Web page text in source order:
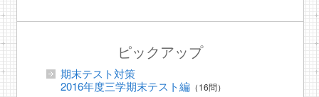
ピックアップ
期末テスト対策
2016年度三学期末テスト編（16問）